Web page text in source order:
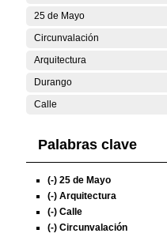
25 de Mayo
Circunvalación
Arquitectura
Durango
Calle
Palabras clave
(-) 25 de Mayo
(-) Arquitectura
(-) Calle
(-) Circunvalación